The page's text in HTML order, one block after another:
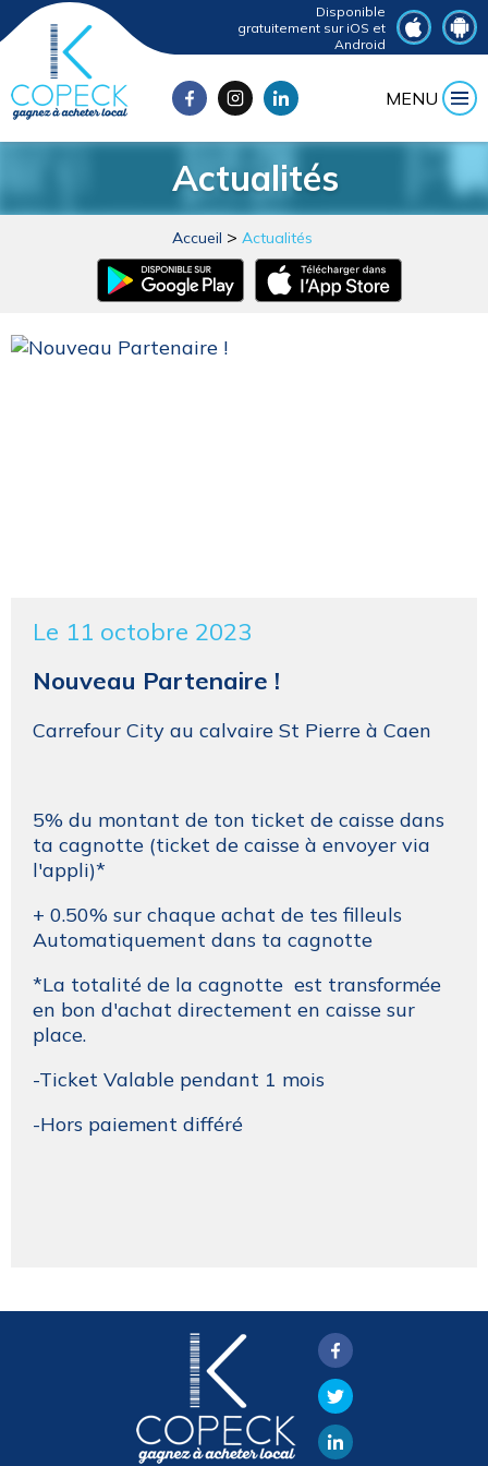
Disponible
gratuitement sur iOS et
Android
MENU
Actualités
Accueil Actualités
Le 11 octobre 2023
Nouveau Partenaire !
Carrefour City au calvaire St Pierre à Caen
5% du montant de ton ticket de caisse dans
ta cagnotte (ticket de caisse à envoyer via
l'appli)*
+ 0.50% sur chaque achat de tes filleuls
Automatiquement dans ta cagnotte
*La totalité de la cagnotte est transformée
en bon d'achat directement en caisse sur
place.
-Ticket Valable pendant 1 mois
-Hors paiement différé